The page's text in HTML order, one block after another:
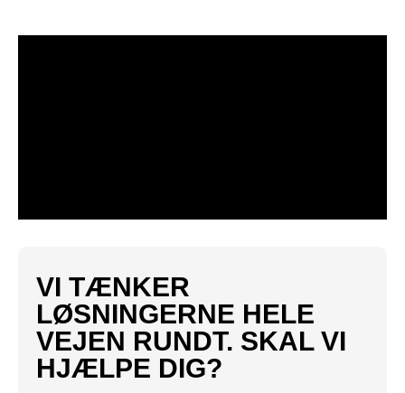
VI TÆNKER
LØSNINGERNE HELE
VEJEN RUNDT. SKAL VI
HJÆLPE DIG?